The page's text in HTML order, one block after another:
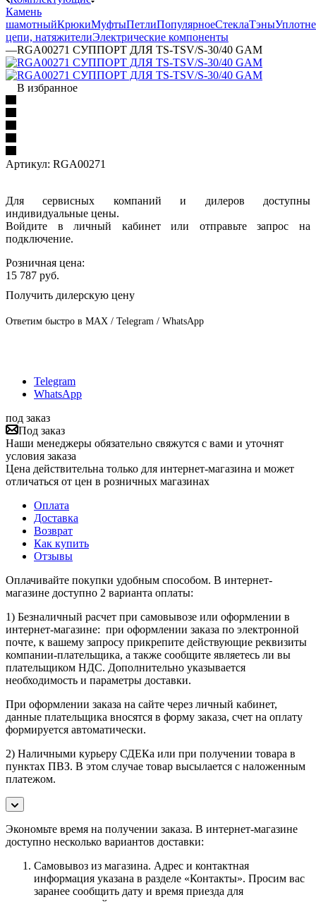
Камень
шамотныйКрюкиМуфтыПетлиПопулярноеСтеклаТэны
цепи, натяжителиЭлектрические компоненты
—RGA00271 СУППОРТ ДЛЯ TS-TSV/S-30/40 GAM
В избранное
Артикул: RGA00271
Для сервисных компаний и дилеров доступны
индивидуальные цены.
Войдите в личный кабинет или отправьте запрос на
подключение.
Розничная цена:
15 787 руб.
Получить дилерскую цену
Ответим быстро в MAX / Telegram / WhatsApp
Telegram
WhatsApp
под заказ
Под заказ
Наши менеджеры обязательно свяжутся с вами и уточнят
условия заказа
Цена действительна только для интернет-магазина и может
отличаться от цен в розничных магазинах
Оплата
Доставка
Возврат
Как купить
Отзывы
Оплачивайте покупки удобным способом. В интернет-
магазине доступно 2 варианта оплаты:
1) Безналичный расчет при самовывозе или оформлении в
интернет-магазине: при оформлении заказа по электронной
почте, к вашему запросу прикрепите действующие реквизиты
компании-плательщика, а также сообщите являетесь ли вы
плательщиком НДС. Дополнительно указывается
необходимость и параметры доставки.
При оформлении заказа на сайте через личный кабинет,
данные плательщика вносятся в форму заказа, счет на оплату
формируется автоматически.
2) Наличными курьеру СДЕКа или при получении товара в
пунктах ПВЗ. В этом случае товар высылается с наложенным
платежом.
Экономьте время на получении заказа. В интернет-магазине
доступно несколько вариантов доставки:
Самовывоз из магазина. Адрес и контактная
информация указана в разделе «Контакты». Просим вас
заранее сообщить дату и время приезда для